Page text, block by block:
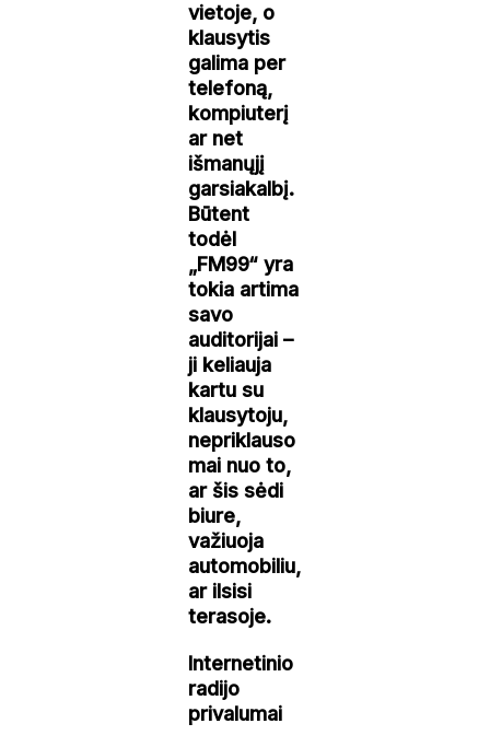
vietoje, o
klausytis
galima per
telefoną,
kompiuterį
ar net
išmanųjį
garsiakalbį.
Būtent
todėl
„FM99“ yra
tokia artima
savo
auditorijai –
ji keliauja
kartu su
klausytoju,
nepriklauso
mai nuo to,
ar šis sėdi
biure,
važiuoja
automobiliu,
ar ilsisi
terasoje.
Internetinio
radijo
privalumai